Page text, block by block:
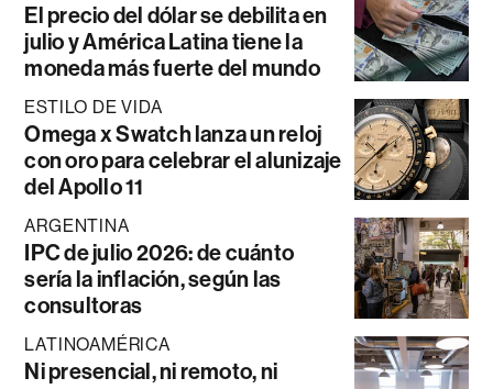
El precio del dólar se debilita en
julio y América Latina tiene la
moneda más fuerte del mundo
ESTILO DE VIDA
Omega x Swatch lanza un reloj
con oro para celebrar el alunizaje
del Apollo 11
ARGENTINA
IPC de julio 2026: de cuánto
sería la inflación, según las
consultoras
LATINOAMÉRICA
Ni presencial, ni remoto, ni